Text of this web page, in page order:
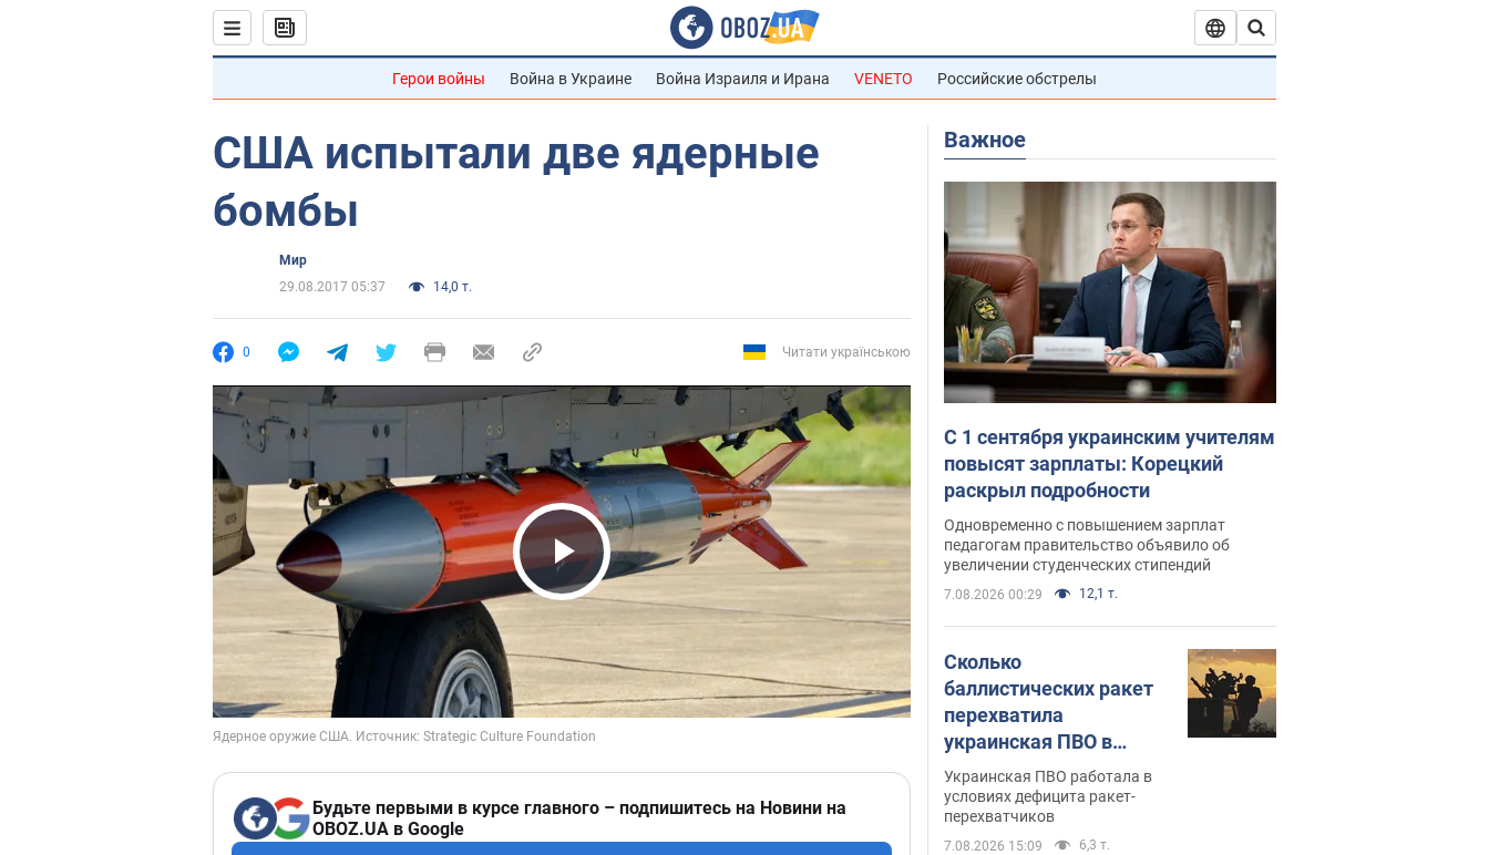
Герои войны Война в Украине Война Израиля и Ирана VENETO Российские обстрелы
США испытали две ядерные
бомбы
Мир
29.08.2017 05:37
14,0 т.
0 Читати українською
Play Video
Будьте первыми в курсе главного – подпишитесь на Новини на
OBOZ.UA в Google
Важное
С 1 сентября украинским учителям
повысят зарплаты: Корецкий
раскрыл подробности
Одновременно с повышением зарплат
педагогам правительство объявило об
увеличении студенческих стипендий
7.08.2026 00:29 12,1 т.
Сколько
баллистических ракет
перехватила
украинская ПВО в
июле: в Минобороны
назвали цифру
Украинская ПВО работала в
условиях дефицита ракет-
перехватчиков
7.08.2026 15:09 6,3 т.